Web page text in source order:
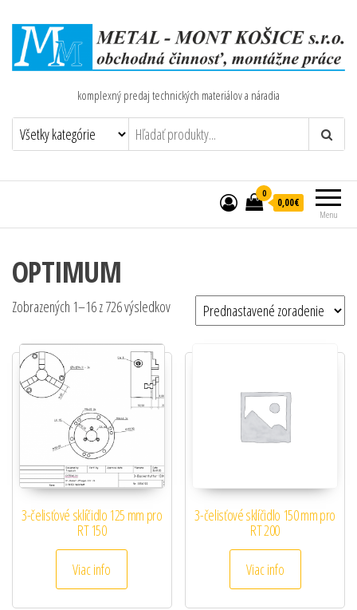
komplexný predaj technických materiálov a náradia
Menu
0
0,00€
OPTIMUM
Zobrazených 1–16 z 726 výsledkov
3-čelisťové sklíčidlo 125 mm pro
RT 150
Viac info
3-čelisťové sklíčidlo 150 mm pro
RT 200
Viac info